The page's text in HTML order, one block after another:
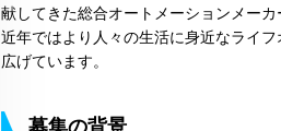
献してきた総合オートメーションメーカ
近年ではより人々の生活に身近なライ
広げています。